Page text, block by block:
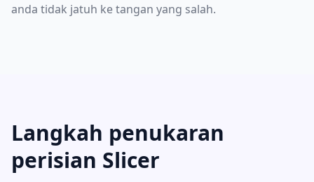
anda tidak jatuh ke tangan yang salah.
Langkah penukaran
perisian Slicer